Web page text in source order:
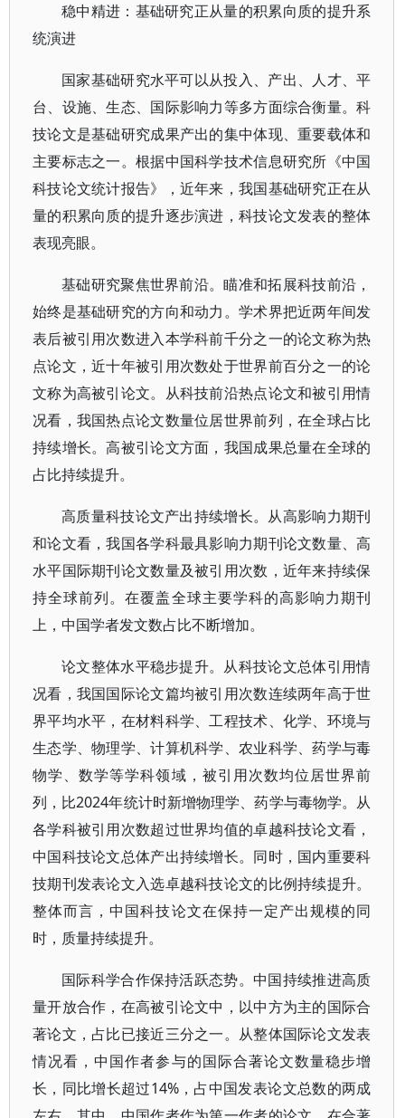
稳中精进：基础研究正从量的积累向质的提升系
统演进
国家基础研究水平可以从投入、产出、人才、平
台、设施、生态、国际影响力等多方面综合衡量。科
技论文是基础研究成果产出的集中体现、重要载体和
主要标志之一。根据中国科学技术信息研究所《中国
科技论文统计报告》，近年来，我国基础研究正在从
量的积累向质的提升逐步演进，科技论文发表的整体
表现亮眼。
基础研究聚焦世界前沿。瞄准和拓展科技前沿，
始终是基础研究的方向和动力。学术界把近两年间发
表后被引用次数进入本学科前千分之一的论文称为热
点论文，近十年被引用次数处于世界前百分之一的论
文称为高被引论文。从科技前沿热点论文和被引用情
况看，我国热点论文数量位居世界前列，在全球占比
持续增长。高被引论文方面，我国成果总量在全球的
占比持续提升。
高质量科技论文产出持续增长。从高影响力期刊
和论文看，我国各学科最具影响力期刊论文数量、高
水平国际期刊论文数量及被引用次数，近年来持续保
持全球前列。在覆盖全球主要学科的高影响力期刊
上，中国学者发文数占比不断增加。
论文整体水平稳步提升。从科技论文总体引用情
况看，我国国际论文篇均被引用次数连续两年高于世
界平均水平，在材料科学、工程技术、化学、环境与
生态学、物理学、计算机科学、农业科学、药学与毒
物学、数学等学科领域，被引用次数均位居世界前
列，比2024年统计时新增物理学、药学与毒物学。从
各学科被引用次数超过世界均值的卓越科技论文看，
中国科技论文总体产出持续增长。同时，国内重要科
技期刊发表论文入选卓越科技论文的比例持续提升。
整体而言，中国科技论文在保持一定产出规模的同
时，质量持续提升。
国际科学合作保持活跃态势。中国持续推进高质
量开放合作，在高被引论文中，以中方为主的国际合
著论文，占比已接近三分之一。从整体国际论文发表
情况看，中国作者参与的国际合著论文数量稳步增
长，同比增长超过14%，占中国发表论文总数的两成